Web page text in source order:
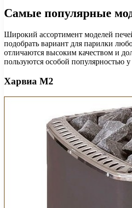
Самые популярные
Широкий ассортимент моделей
подобрать вариант для парилки
отличаются высоким качеством и
пользуются особой популярностью
Харвиа М2